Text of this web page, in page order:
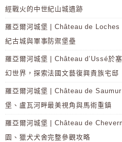
經戰火的中世紀山城遺跡
羅亞爾河城堡 | Château de
紀古城與軍事防禦堡壘
羅亞爾河城堡 | Château d’Ussé於
幻世界，探索法國文藝復興貴族宅邸
羅亞爾河城堡 | Château de
堡、盧瓦河畔最美視角與馬術重鎮
羅亞爾河城堡 | Château de
園、獵犬犬舍完整參觀攻略